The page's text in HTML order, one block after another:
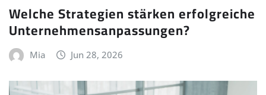
Welche Strategien stärken erfolgreiche
Unternehmensanpassungen?
Mia Jun 28, 2026